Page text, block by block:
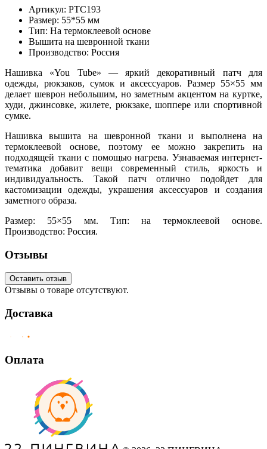
Артикул: PTC193
Размер: 55*55 мм
Тип: На термоклеевой основе
Вышита на шевронной ткани
Производство: Россия
Нашивка «You Tube» — яркий декоративный патч для
одежды, рюкзаков, сумок и аксессуаров. Размер 55×55 мм
делает шеврон небольшим, но заметным акцентом на куртке,
худи, джинсовке, жилете, рюкзаке, шоппере или спортивной
сумке.
Нашивка вышита на шевронной ткани и выполнена на
термоклеевой основе, поэтому ее можно закрепить на
подходящей ткани с помощью нагрева. Узнаваемая интернет-
тематика добавит вещи современный стиль, яркость и
индивидуальность. Такой патч отлично подойдет для
кастомизации одежды, украшения аксессуаров и создания
заметного образа.
Размер: 55×55 мм. Тип: на термоклеевой основе.
Производство: Россия.
Отзывы
Оставить отзыв
Отзывы о товаре отсутствуют.
Доставка
Оплата